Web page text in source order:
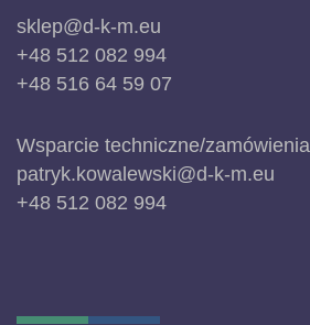
sklep@d-k-m.eu
+48 512 082 994
+48 516 64 59 07
Wsparcie techniczne/zamówienia
patryk.kowalewski@d-k-m.eu
+48 512 082 994